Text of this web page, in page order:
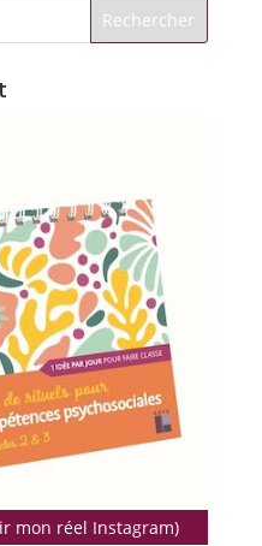
mon réel Instagram)